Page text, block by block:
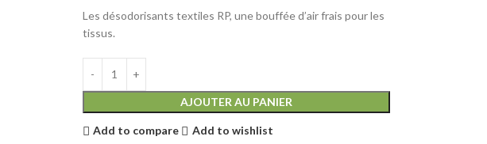
Les désodorisants textiles RP, une bouffée d’air frais pour les
tissus.
AJOUTER AU PANIER
Add to compare
Add to wishlist